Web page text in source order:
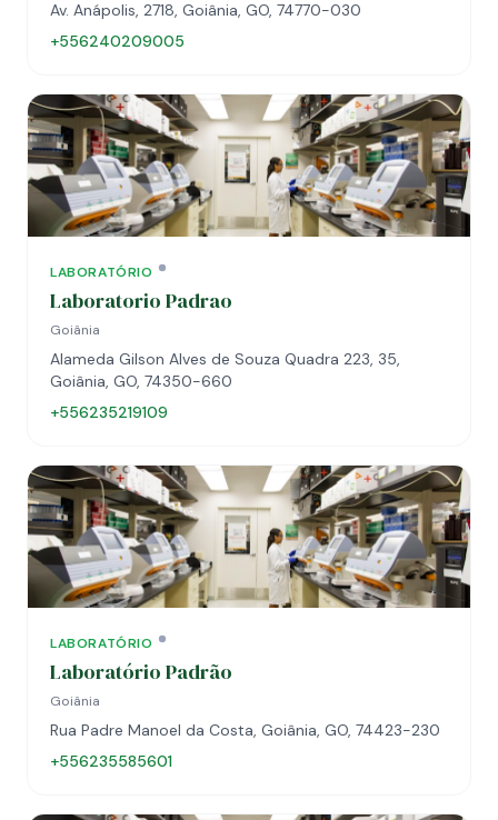
Av. Anápolis, 2718, Goiânia, GO, 74770-030
+556240209005
LABORATÓRIO
Laboratorio Padrao
Goiânia
Alameda Gilson Alves de Souza Quadra 223, 35,
Goiânia, GO, 74350-660
+556235219109
LABORATÓRIO
Laboratório Padrão
Goiânia
Rua Padre Manoel da Costa, Goiânia, GO, 74423-230
+556235585601